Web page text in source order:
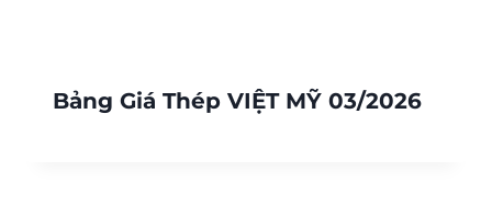
Bảng Giá Thép VIỆT MỸ 03/2026